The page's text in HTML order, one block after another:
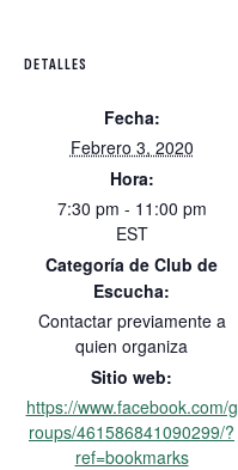
DETALLES
Fecha:
Febrero 3, 2020
Hora:
7:30 pm - 11:00 pm
EST
Categoría de Club de
Escucha:
Contactar previamente a
quien organiza
Sitio web:
https://www.facebook.com/g
roups/461586841090299/?
ref=bookmarks